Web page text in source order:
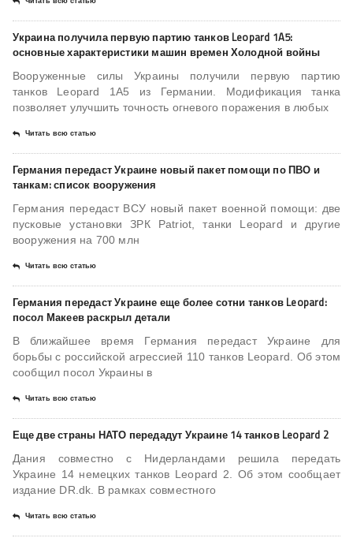
Украина получила первую партию танков Leopard 1A5:
основные характеристики машин времен Холодной войны
Вооруженные силы Украины получили первую партию
танков Leopard 1A5 из Германии. Модификация танка
позволяет улучшить точность огневого поражения в любых
Читать всю статью
Германия передаст Украине новый пакет помощи по ПВО и
танкам: список вооружения
Германия передаст ВСУ новый пакет военной помощи: две
пусковые установки ЗРК Patriot, танки Leopard и другие
вооружения на 700 млн
Читать всю статью
Германия передаст Украине еще более сотни танков Leopard:
посол Макеев раскрыл детали
В ближайшее время Германия передаст Украине для
борьбы с российской агрессией 110 танков Leopard. Об этом
сообщил посол Украины в
Читать всю статью
Еще две страны НАТО передадут Украине 14 танков Leopard 2
Дания совместно с Нидерландами решила передать
Украине 14 немецких танков Leopard 2. Об этом сообщает
издание DR.dk. В рамках совместного
Читать всю статью